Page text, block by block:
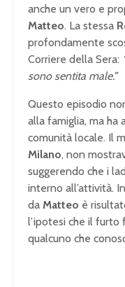
anche un vero e
Matteo. La stessa
profondamente
Corriere della Sera:
sono sentita male.”
Questo episodio
alla famiglia, ma ha
comunità locale. Il
Milano, non
suggerendo che i
interno all’attività.
da Matteo è
l’ipotesi che il
qualcuno che